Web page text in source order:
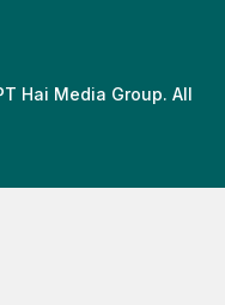
Hai Media Group. All